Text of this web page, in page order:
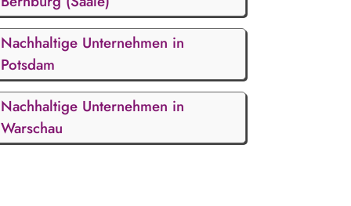
Nachhaltige Unternehmen in
Potsdam
Nachhaltige Unternehmen in
Warschau